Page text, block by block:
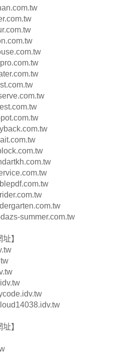
summer.com.tw
】
】